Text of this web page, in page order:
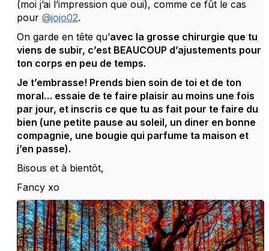
(moi j’ai l’impression que oui), comme ce fût le cas
pour @jojo02.
On garde en tête qu’avec la grosse chirurgie que tu
viens de subir, c’est BEAUCOUP d’ajustements pour
ton corps en peu de temps.
Je t’embrasse! Prends bien soin de toi et de ton
moral… essaie de te faire plaisir au moins une fois
par jour, et inscris ce que tu as fait pour te faire du
bien (une petite pause au soleil, un diner en bonne
compagnie, une bougie qui parfume ta maison et
j’en passe).
Bisous et à bientôt,
Fancy xo